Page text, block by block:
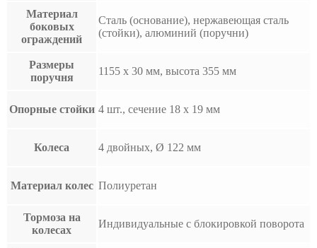
Материал
боковых
ограждений
Сталь (основание), нержавеющая сталь
(стойки), алюминий (поручни)
Размеры
поручня
1155 x 30 мм, высота 355 мм
Опорные стойки 4 шт., сечение 18 x 19 мм
Колеса 4 двойных, Ø 122 мм
Материал колес Полиуретан
Тормоза на
колесах
Индивидуальные с блокировкой поворота